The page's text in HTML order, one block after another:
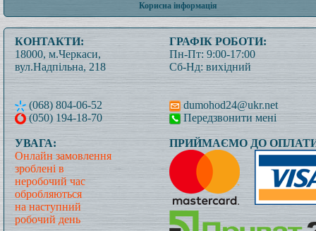
Корисна інформація
КОНТАКТИ:
18000, м.Черкаси,
вул.Надпільна, 218
(068) 804-06-52
(050) 194-18-70
ГРАФІК РОБОТИ:
Пн-Пт: 9:00-17:00
Сб-Нд: вихідний
dumohod24@ukr.net
Передзвонити мені
УВАГА:
Онлайн замовлення
зроблені в
неробочий час
обробляються
на наступний
робочий день
ПРИЙМАЄМО ДО